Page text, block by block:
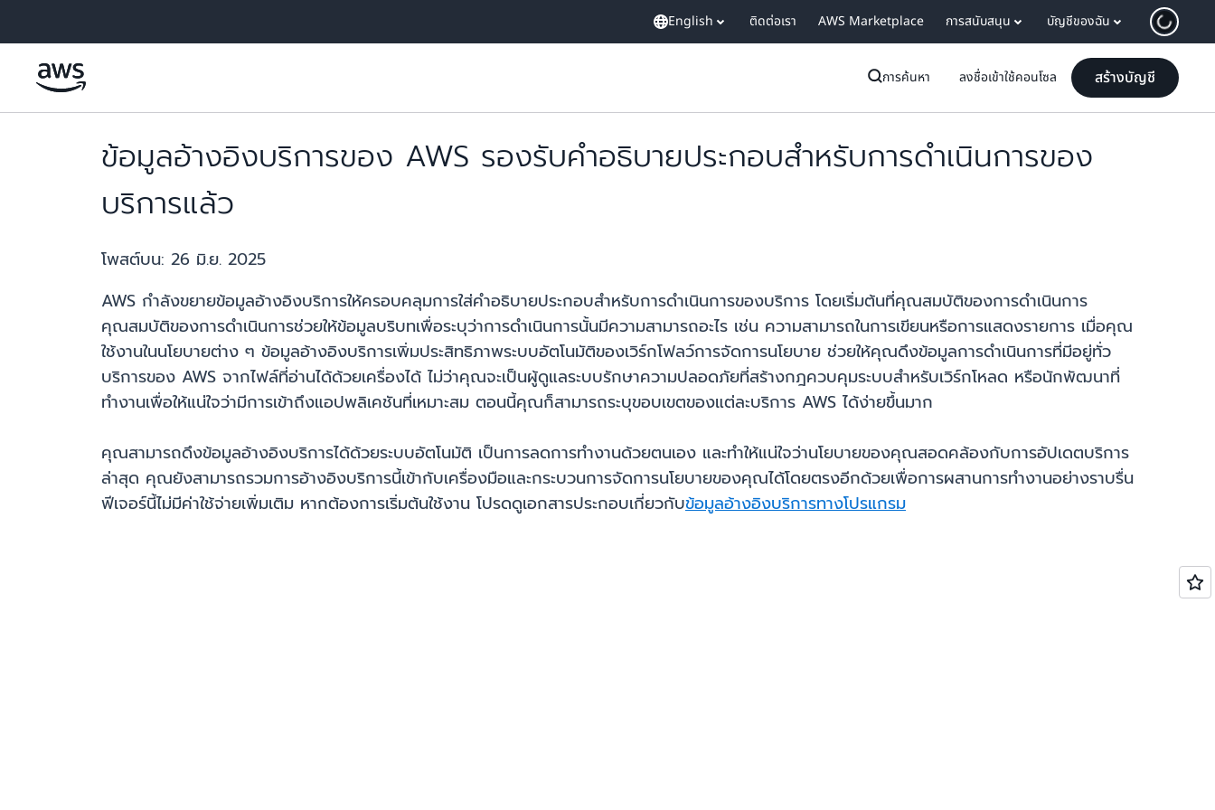
English ติดต่อเรา AWS Marketplace การสนับสนุน บัญชีของฉัน
การค้นหา ลงชื่อเข้าใช้คอนโซล สร้างบัญชี
ข้อมูลอ้างอิงบริการของ AWS รองรับคำอธิบายประกอบสำหรับการดำเนินการของ
บริการแล้ว
โพสต์บน: 26 มิ.ย. 2025
AWS กำลังขยายข้อมูลอ้างอิงบริการให้ครอบคลุมการใส่คำอธิบายประกอบสำหรับการดำเนินการของบริการ โดยเริ่มต้นที่คุณสมบัติของการดำเนินการ
คุณสมบัติของการดำเนินการช่วยให้ข้อมูลบริบทเพื่อระบุว่าการดำเนินการนั้นมีความสามารถอะไร เช่น ความสามารถในการเขียนหรือการแสดงรายการ เมื่อคุณ
ใช้งานในนโยบายต่าง ๆ ข้อมูลอ้างอิงบริการเพิ่มประสิทธิภาพระบบอัตโนมัติของเวิร์กโฟลว์การจัดการนโยบาย ช่วยให้คุณดึงข้อมูลการดำเนินการที่มีอยู่ทั่ว
บริการของ AWS จากไฟล์ที่อ่านได้ด้วยเครื่องได้ ไม่ว่าคุณจะเป็นผู้ดูแลระบบรักษาความปลอดภัยที่สร้างกฎควบคุมระบบสำหรับเวิร์กโหลด หรือนักพัฒนาที่
ทำงานเพื่อให้แน่ใจว่ามีการเข้าถึงแอปพลิเคชันที่เหมาะสม ตอนนี้คุณก็สามารถระบุขอบเขตของแต่ละบริการ AWS ได้ง่ายขึ้นมาก
คุณสามารถดึงข้อมูลอ้างอิงบริการได้ด้วยระบบอัตโนมัติ เป็นการลดการทำงานด้วยตนเอง และทำให้แน่ใจว่านโยบายของคุณสอดคล้องกับการอัปเดตบริการ
ล่าสุด คุณยังสามารถรวมการอ้างอิงบริการนี้เข้ากับเครื่องมือและกระบวนการจัดการนโยบายของคุณได้โดยตรงอีกด้วยเพื่อการผสานการทำงานอย่างราบรื่น
ฟีเจอร์นี้ไม่มีค่าใช้จ่ายเพิ่มเติม หากต้องการเริ่มต้นใช้งาน โปรดดูเอกสารประกอบเกี่ยวกับข้อมูลอ้างอิงบริการทางโปรแกรม